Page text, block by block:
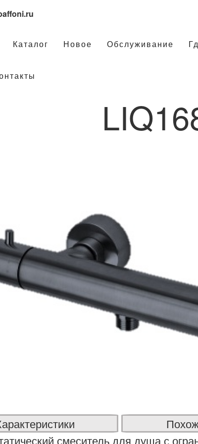
Каталог Новое Обслуживание
смеситель для душа с